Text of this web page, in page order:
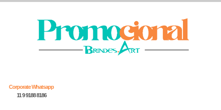
Corporate Whatsapp
11 9 9188 8186